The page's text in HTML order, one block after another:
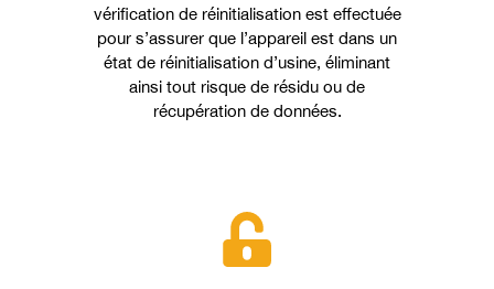
vérification de réinitialisation est effectuée
pour s’assurer que l’appareil est dans un
état de réinitialisation d’usine, éliminant
ainsi tout risque de résidu ou de
récupération de données.